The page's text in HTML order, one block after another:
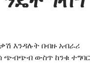
እንዳሉት በብዙ አብራሪ
ጭብጭብ ውስጥ ከንቁ ተግባር